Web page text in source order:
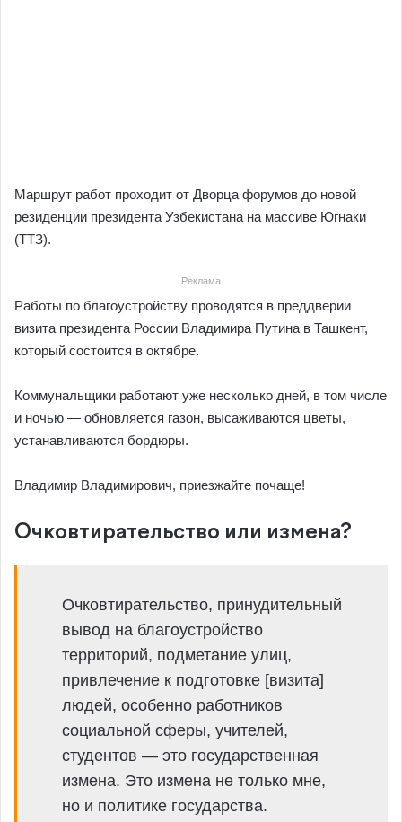
Маршрут работ проходит от Дворца форумов до новой
резиденции президента Узбекистана на массиве Югнаки
(ТТЗ).
Реклама
Работы по благоустройству проводятся в преддверии
визита президента России Владимира Путина в Ташкент,
который состоится в октябре.
Коммунальщики работают уже несколько дней, в том числе
и ночью — обновляется газон, высаживаются цветы,
устанавливаются бордюры.
Владимир Владимирович, приезжайте почаще!
Очковтирательство или измена?
Очковтирательство, принудительный
вывод на благоустройство
территорий, подметание улиц,
привлечение к подготовке [визита]
людей, особенно работников
социальной сферы, учителей,
студентов — это государственная
измена. Это измена не только мне,
но и политике государства.